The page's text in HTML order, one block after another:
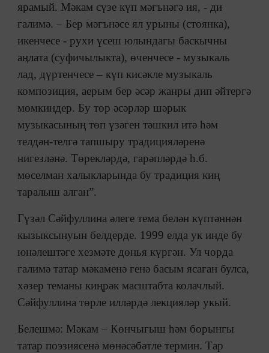
ярамый. Мәкам сүзе күп мәгънәгә ия, - ди
галимә. – Бер мәгънәсе ял урыны (стоянка),
икенчесе - рухи үсеш юлындагы баскычны
аңлата (суфичылыкта), өченчесе - музыкаль
лад, дүртенчесе – күп кисәкле музыкаль
композиция, аерым бер әсәр жанры дип әйтергә
мөмкиндер. Бу төр әсәрләр шәрык
музыкасының төп үзәген тәшкил итә һәм
телдән-телгә тапшыру традицияләренә
нигезләнә. Төрекләрдә, гарәпләрдә һ.б.
мөселман халыкларында бу традиция киң
таралыш алган”.
Гүзәл Сәйфуллина әлеге тема белән күптәннән
кызыксынуын белдерде. 1999 елда ук инде бу
юнәлештәге хезмәте дөнья күргән. Ул чорда
галимә татар мәкаменә генә басым ясаган булса,
хәзер теманы киңрәк масштабта колачлый.
Сәйфуллина төрле илләрдә лекцияләр укый.
Белешмә: Мәкам – Көнчыгыш һәм борынгы
татар поэзиясенә мөнәсәбәтле термин. Тар